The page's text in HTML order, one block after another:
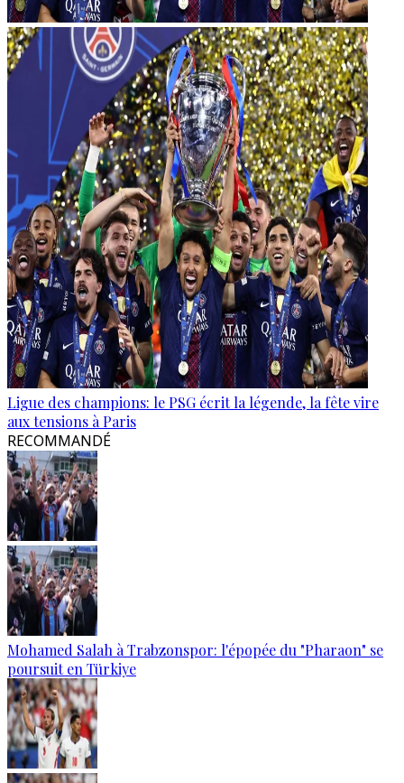
Ligue des champions: le PSG écrit la légende, la fête vire
aux tensions à Paris
RECOMMANDÉ
Mohamed Salah à Trabzonspor: l'épopée du "Pharaon" se
poursuit en Türkiye